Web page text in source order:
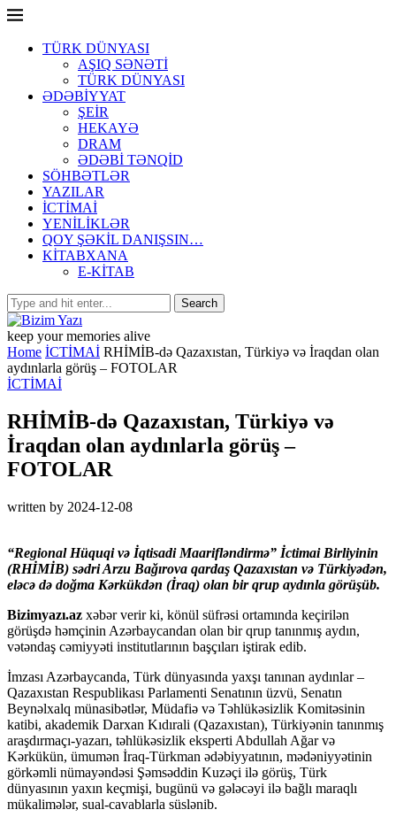
TÜRK DÜNYASI
AŞIQ SƏNƏTİ
TÜRK DÜNYASI
ƏDƏBİYYAT
ŞEİR
HEKAYƏ
DRAM
ƏDƏBİ TƏNQİD
SÖHBƏTLƏR
YAZILAR
İCTİMAİ
YENİLİKLƏR
QOY ŞƏKİL DANIŞSIN…
KİTABXANA
E-KİTAB
keep your memories alive
Home İCTİMAİ RHİMİB-də Qazaxıstan, Türkiyə və İraqdan olan
aydınlarla görüş – FOTOLAR
İCTİMAİ
RHİMİB-də Qazaxıstan, Türkiyə və
İraqdan olan aydınlarla görüş –
FOTOLAR
written by 2024-12-08
“Regional Hüquqi və İqtisadi Maarifləndirmə” İctimai Birliyinin
(RHİMİB) sədri Arzu Bağırova qardaş Qazaxıstan və Türkiyədən,
eləcə də doğma Kərkükdən (İraq) olan bir qrup aydınla görüşüb.
Bizimyazı.az xəbər verir ki, könül süfrəsi ortamında keçirilən
görüşdə həmçinin Azərbaycandan olan bir qrup tanınmış aydın,
vətəndaş cəmiyyəti institutlarının başçıları iştirak edib.
İmzası Azərbaycanda, Türk dünyasında yaxşı tanınan aydınlar –
Qazaxıstan Respublikası Parlamenti Senatının üzvü, Senatın
Beynəlxalq münasibətlər, Müdafiə və Təhlükəsizlik Komitəsinin
katibi, akademik Darxan Kıdırali (Qazaxıstan), Türkiyənin tanınmış
araşdırmaçı-yazarı, təhlükəsizlik eksperti Abdullah Ağar və
Kərkükün, ümumən İraq-Türkman ədəbiyyatının, mədəniyyətinin
görkəmli nümayəndəsi Şəmsəddin Kuzəçi ilə görüş, Türk
dünyasının yaxın keçmişi, bugünü və gələcəyi ilə bağlı maraqlı
mükalimələr, sual-cavablarla süslənib.